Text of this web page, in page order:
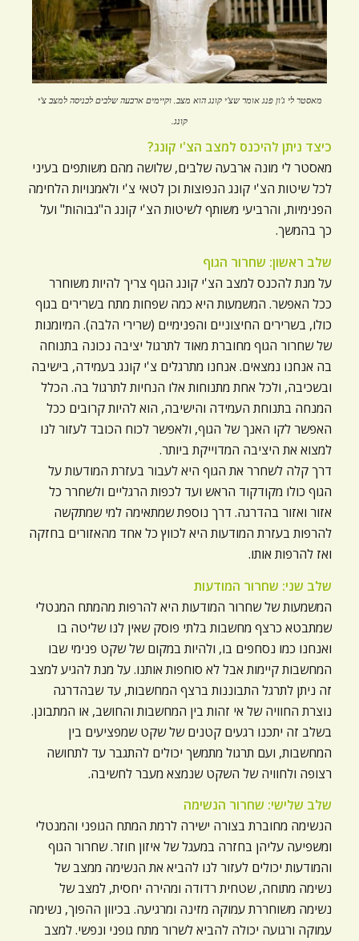
מאסטר לי ג'ון פנג אומר שצ'י קונג הוא מצב, וקיימים ארבעה שלבים לכניסה למצב צ'י
קונג.
כיצד ניתן להיכנס למצב הצ'י קונג?
מאסטר לי מונה ארבעה שלבים, שלושה מהם משותפים בעיני
לכל שיטות הצ'י קונג הנפוצות וכן לטאי צ'י ולאמנויות הלחימה
הפנימיות, והרביעי משותף לשיטות הצ'י קונג ה"גבוהות" ועל
כך בהמשך.
שלב ראשון: שחרור הגוף
על מנת להכנס למצב הצ'י קונג הגוף צריך להיות משוחרר
ככל האפשר. המשמעות היא כמה שפחות מתח בשרירים בגוף
כולו, בשרירים החיצוניים והפנימיים (שרירי הלבה). המיומנות
של שחרור הגוף מחוברת מאוד לתרגול יציבה נכונה בתנוחה
בה אנחנו נמצאים. אנחנו מתרגלים צ'י קונג בעמידה, בישיבה
ובשכיבה, ולכל אחת מתנוחות אלו הנחיות לתרגול בה. הכלל
המנחה בתנוחת העמידה והישיבה, הוא להיות קרובים ככל
האפשר לקו האנך של הגוף, ולאפשר לכוח הכובד לעזור לנו
למצוא את היציבה המדוייקת ביותר.
דרך קלה לשחרר את הגוף היא לעבור בעזרת המודעות על
הגוף כולו מקודקוד הראש ועד לכפות הרגליים ולשחרר כל
אזור ואזור בהדרגה. דרך נוספת שמתאימה למי שמתקשה
להרפות בעזרת המודעות היא לכווץ כל אחד מהאזורים בחזקה
ואז להרפות אותו.
שלב שני: שחרור המודעות
המשמעות של שחרור המודעות היא להרפות מהמתח המנטלי
שמתבטא כרצף מחשבות בלתי פוסק שאין לנו שליטה בו
ואנחנו כמו נסחפים בו, ולהיות במקום של שקט פנימי שבו
המחשבות קיימות אבל לא סוחפות אותנו. על מנת להגיע למצב
זה ניתן לתרגל התבוננות ברצף המחשבות, עד שבהדרגה
נוצרת החוויה של אי זהות בין המחשבות והחושב, או המתבונן.
בשלב זה יתכנו רגעים קטנים של שקט שמפציעים בין
המחשבות, ועם תרגול מתמשך יכולים להתגבר עד לתחושה
רצופה ולחוויה של השקט שנמצא מעבר לחשיבה.
שלב שלישי: שחרור הנשימה
הנשימה מחוברת בצורה ישירה לרמת המתח הגופני והמנטלי
ומשפיעה עליהן בחזרה במעגל של איזון חוזר. שחרור הגוף
והמודעות יכולים לעזור לנו להביא את הנשימה ממצב של
נשימה מתוחה, שטחית רדודה ומהירה יחסית, למצב של
נשימה משוחררת עמוקה מזינה ומרגיעה. בכיוון ההפוך, נשימה
עמוקה ורגועה יכולה להביא לשרור מתח גופני ונפשי. למצב